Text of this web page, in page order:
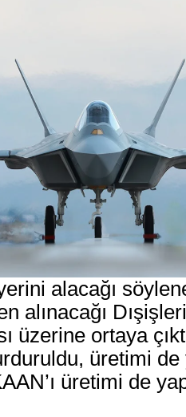
alacağı
alınacağı
üzerine ortaya
üretimi de
üretimi de